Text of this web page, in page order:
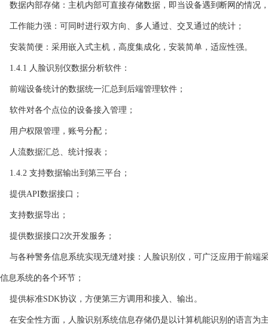
数据内部存储：主机内部可直接存储数据，即当设备遇到断网的情况
工作能力强：可同时进行双方向、多人通过、交叉通过的统计；
安装简便：采用嵌入式主机，高度集成化，安装简单，适应性强。
1.4.1 人脸识别仪数据分析软件：
前端设备统计的数据统一汇总到后端管理软件；
软件对各个点位的设备接入管理；
用户权限管理，账号分配；
人流数据汇总、统计报表；
1.4.2 支持数据输出到第三平台；
提供API数据接口；
支持数据导出；
提供数据接口2次开发服务；
与各种警务信息系统实现无缝对接：人脸识别仪，可广泛应用于前端
信息系统的各个环节；
提供标准SDK协议，方便第三方调用和接入、输出。
在安全性方面，人脸识别系统信息存储仍是以计算机能识别的语言为